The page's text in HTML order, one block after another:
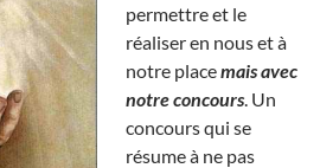
permettre et le
réaliser en nous et à
notre placemais avec
notre concours . Un
concours qui se
résume à ne pas